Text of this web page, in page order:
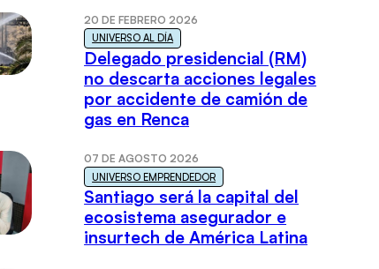
20 DE FEBRERO 2026
UNIVERSO AL DÍA
Delegado presidencial (RM)
no descarta acciones legales
por accidente de camión de
gas en Renca
07 DE AGOSTO 2026
UNIVERSO EMPRENDEDOR
Santiago será la capital del
ecosistema asegurador e
insurtech de América Latina